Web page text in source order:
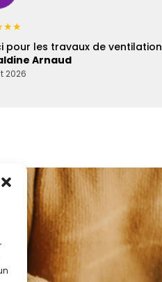
pour les travaux de ventilation
Arnaud
2026